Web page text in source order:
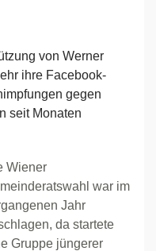
von Werner
ihre Facebook-
gegen
seit Monaten
Wiener
war im
Jahr
da startete
Gruppe jüngerer